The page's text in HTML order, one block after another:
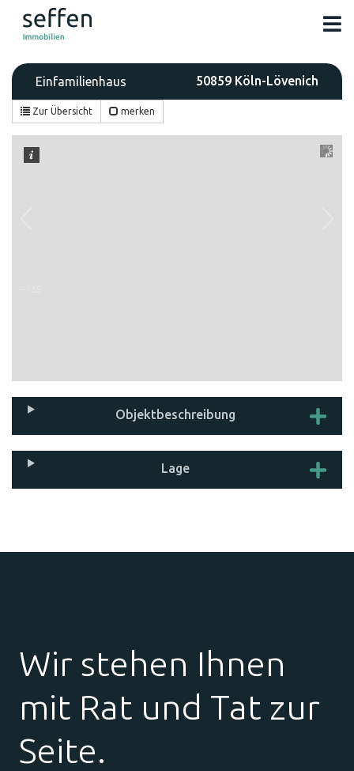
Einfamilienhaus 50859 Köln-Lövenich
Zur Übersicht merken
Objekt­beschreibung
Lage
Wir stehen Ihnen
mit Rat und Tat zur
Seite.